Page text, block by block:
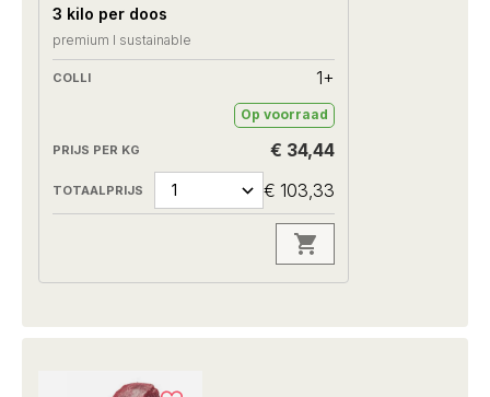
3 kilo per doos
premium I sustainable
1+
Op voorraad
€ 34,44
€ 103,33